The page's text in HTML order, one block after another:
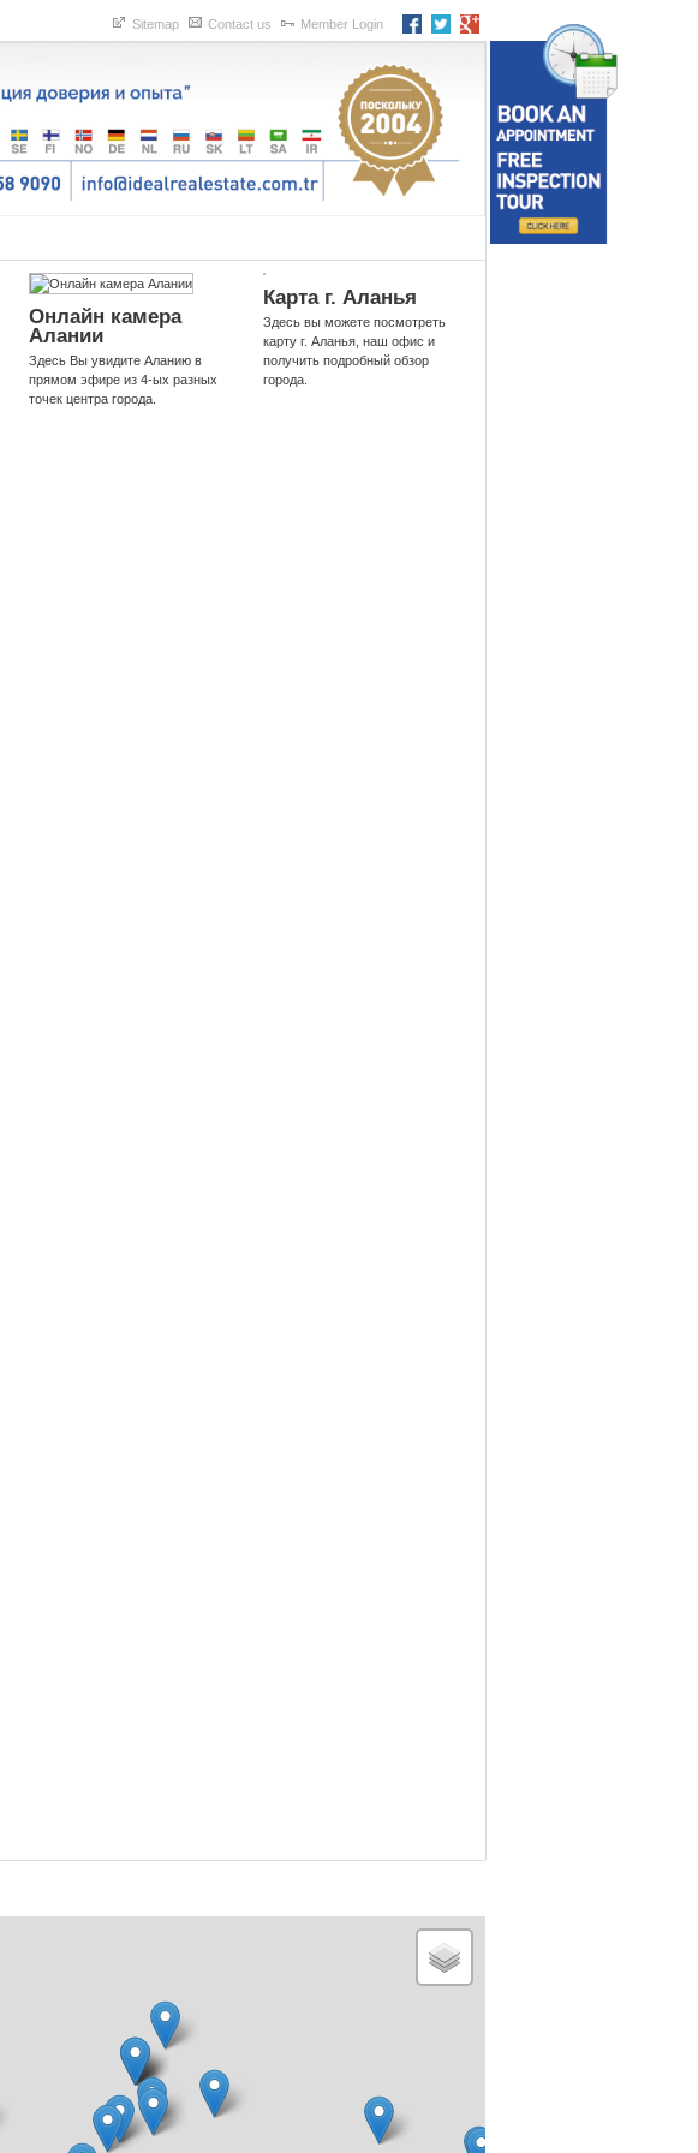
Sitemap Contact us Member Login
Онлайн камера
Алании
Здесь Вы увидите Аланию в
прямом эфире из 4-ых разных
точек центра города.
Карта г. Аланья
Здесь вы можете посмотреть
карту г. Аланья, наш офис и
получить подробный обзор
города.